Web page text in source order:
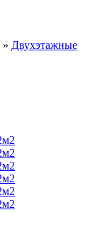
» Двухэтажные